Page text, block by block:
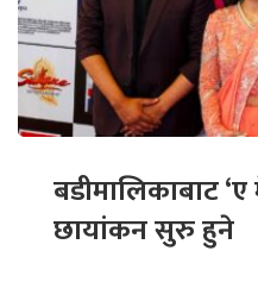
बडीमालिकाबाट
छायांकन सुरु हुने